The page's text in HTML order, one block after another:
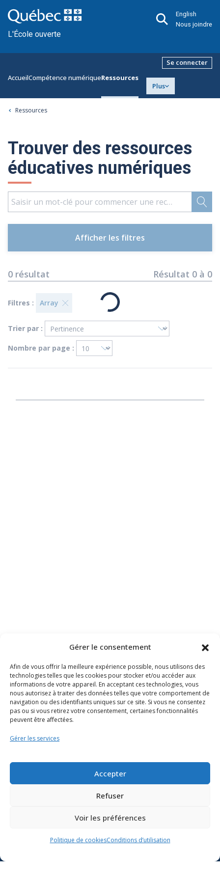
Gérer le consentement
Afin de vous offrir la meilleure expérience possible, nous utilisons des
technologies telles que les cookies pour stocker et/ou accéder aux
informations de votre appareil. En acceptant ces technologies, vous
nous autorisez à traiter des données telles que votre comportement de
navigation ou des identifiants uniques sur ce site. Si vous ne consentez
pas ou si vous retirez votre consentement, certaines fonctionnalités
peuvent être affectées.
Gérer les services
Accepter
Refuser
Voir les préférences
Politique de cookiesConditions d’utilisation
L'École ouverte
English
Nous joindre
AccueilCompétence numériqueRessources
Plus
Se connecter
Ressources
Trouver des ressources
éducatives numériques
Afficher les filtres
0 résultat Résultat 0 à 0
Filtres : Array
Trier par :
Nombre par page :
Soutien scolaire
Formation
ministère de l’Éducation sur